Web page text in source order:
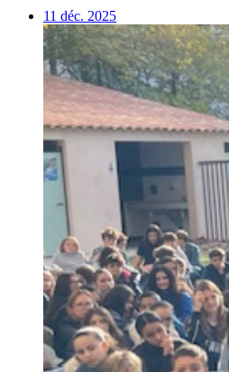
11 déc. 2025